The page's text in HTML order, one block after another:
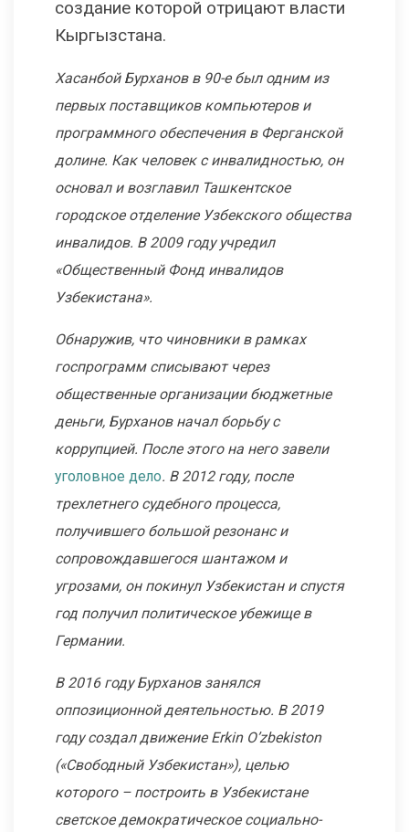
создание которой отрицают власти
Кыргызстана.
Хасанбой Бурханов в 90-е был одним из
первых поставщиков компьютеров и
программного обеспечения в Ферганской
долине. Как человек с инвалидностью, он
основал и возглавил Ташкентское
городское отделение Узбекского общества
инвалидов. В 2009 году учредил
«Общественный Фонд инвалидов
Узбекистана».
Обнаружив, что чиновники в рамках
госпрограмм списывают через
общественные организации бюджетные
деньги, Бурханов начал борьбу с
коррупцией. После этого на него завели
уголовное дело. В 2012 году, после
трехлетнего судебного процесса,
получившего большой резонанс и
сопровождавшегося шантажом и
угрозами, он покинул Узбекистан и спустя
год получил политическое убежище в
Германии.
В 2016 году Бурханов занялся
оппозиционной деятельностью. В 2019
году создал движение Erkin O’zbekiston
(«Свободный Узбекистан»), целью
которого – построить в Узбекистане
светское демократическое социально-